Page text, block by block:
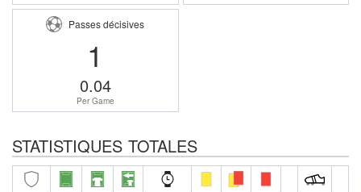
Passes décisives
1
0.04
Per Game
STATISTIQUES TOTALES